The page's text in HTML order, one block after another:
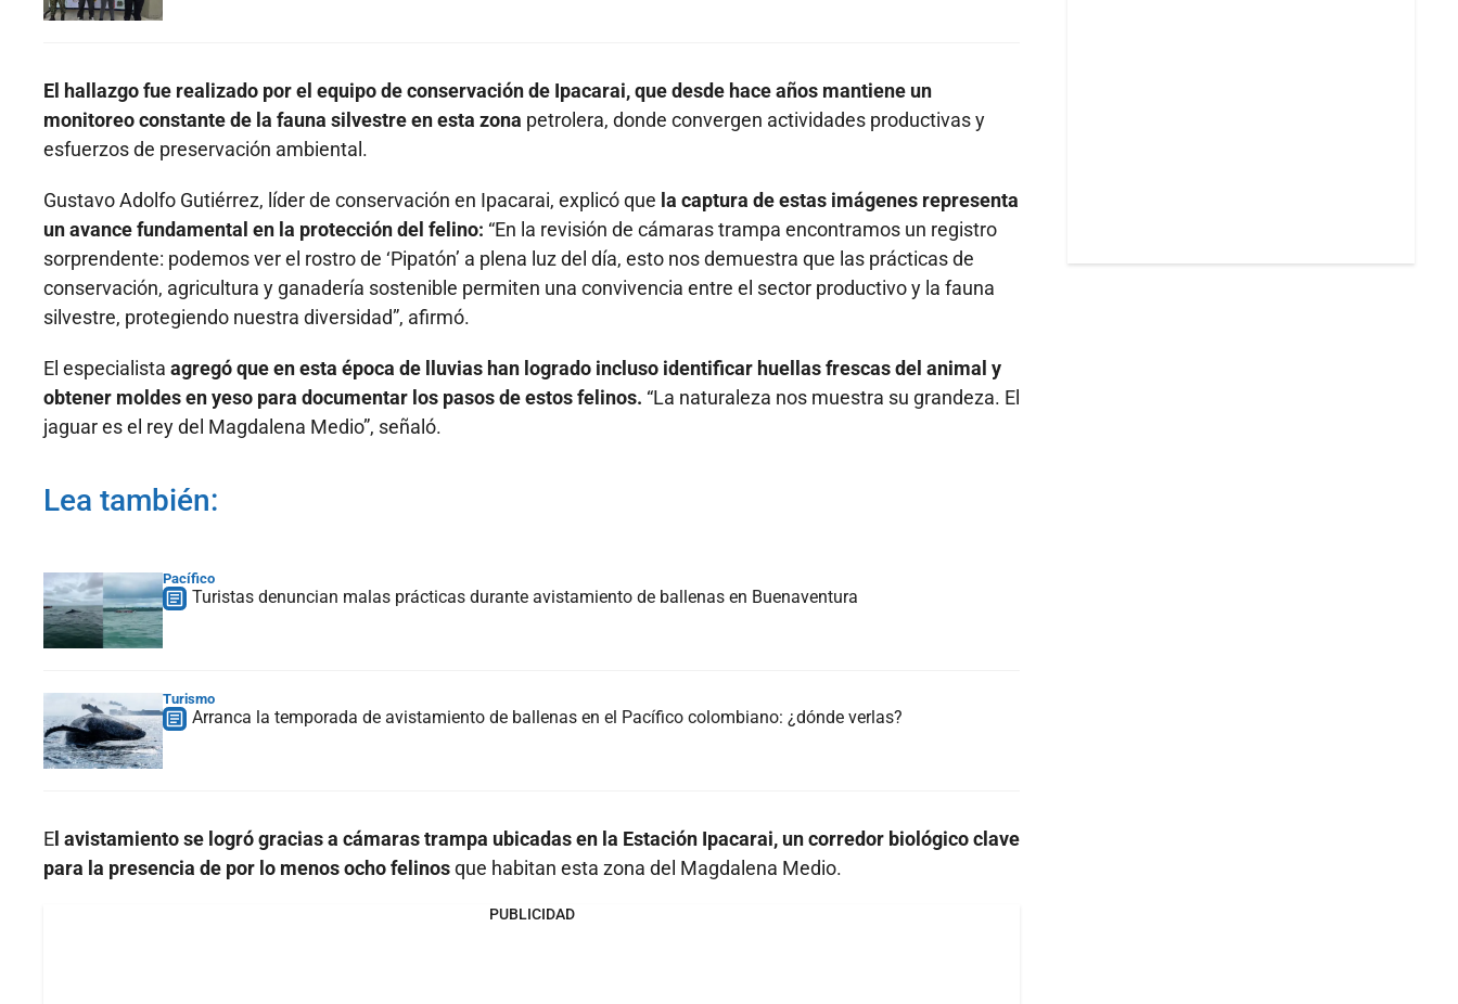
El hallazgo fue realizado por el equipo de conservación de Ipacarai, que desde hace años mantiene un
monitoreo constante de la fauna silvestre en esta zona petrolera, donde convergen actividades productivas y
esfuerzos de preservación ambiental.
Gustavo Adolfo Gutiérrez, líder de conservación en Ipacarai, explicó que la captura de estas imágenes representa
un avance fundamental en la protección del felino: “En la revisión de cámaras trampa encontramos un registro
sorprendente: podemos ver el rostro de ‘Pipatón’ a plena luz del día, esto nos demuestra que las prácticas de
conservación, agricultura y ganadería sostenible permiten una convivencia entre el sector productivo y la fauna
silvestre, protegiendo nuestra diversidad”, afirmó.
El especialista agregó que en esta época de lluvias han logrado incluso identificar huellas frescas del animal y
obtener moldes en yeso para documentar los pasos de estos felinos. “La naturaleza nos muestra su grandeza. El
jaguar es el rey del Magdalena Medio”, señaló.
Lea también:
Pacífico
Turistas denuncian malas prácticas durante avistamiento de ballenas en Buenaventura
Turismo
Arranca la temporada de avistamiento de ballenas en el Pacífico colombiano: ¿dónde verlas?
E l avistamiento se logró gracias a cámaras trampa ubicadas en la Estación Ipacarai, un corredor biológico clave
para la presencia de por lo menos ocho felinosque habitan esta zona del Magdalena Medio.
PUBLICIDAD